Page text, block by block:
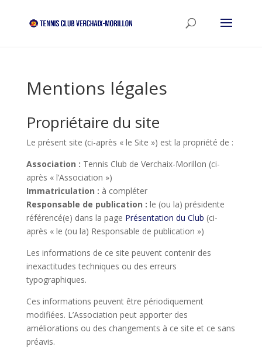
Mentions légales
Propriétaire du site
Le présent site (ci-après « le Site ») est la propriété de :
Association : Tennis Club de Verchaix-Morillon (ci-
après « l’Association »)
Immatriculation : à compléter
Responsable de publication : le (ou la) présidente
référencé(e) dans la page Présentation du Club (ci-
après « le (ou la) Responsable de publication »)
Les informations de ce site peuvent contenir des
inexactitudes techniques ou des erreurs
typographiques.
Ces informations peuvent être périodiquement
modifiées. L’Association peut apporter des
améliorations ou des changements à ce site et ce sans
préavis.